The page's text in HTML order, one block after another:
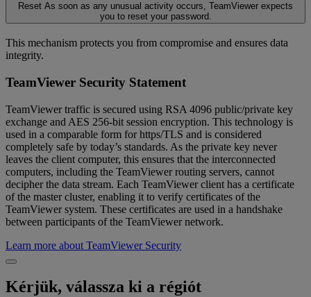
Reset As soon as any unusual activity occurs, TeamViewer expects
you to reset your password.
This mechanism protects you from compromise and ensures data
integrity.
TeamViewer Security Statement
TeamViewer traffic is secured using RSA 4096 public/private key
exchange and AES 256-bit session encryption. This technology is
used in a comparable form for https/TLS and is considered
completely safe by today’s standards. As the private key never
leaves the client computer, this ensures that the interconnected
computers, including the TeamViewer routing servers, cannot
decipher the data stream. Each TeamViewer client has a certificate
of the master cluster, enabling it to verify certificates of the
TeamViewer system. These certificates are used in a handshake
between participants of the TeamViewer network.
Learn more about TeamViewer Security
Kérjük, válassza ki a régiót